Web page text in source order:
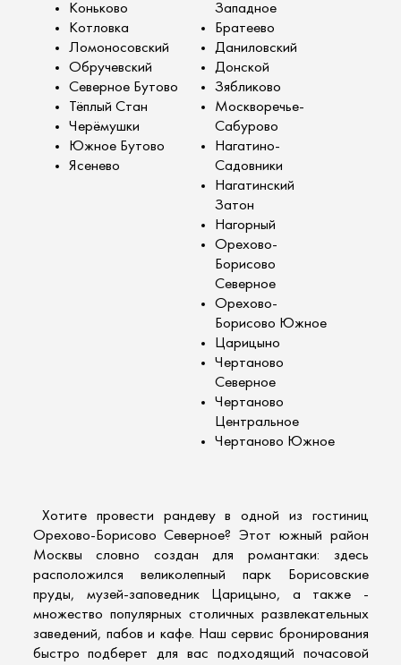
Коньково
Котловка
Ломоносовский
Обручевский
Северное Бутово
Тёплый Стан
Черёмушки
Южное Бутово
Ясенево
Западное
Братеево
Даниловский
Донской
Зябликово
Москворечье-
Сабурово
Нагатино-
Садовники
Нагатинский
Затон
Нагорный
Орехово-
Борисово
Северное
Орехово-
Борисово Южное
Царицыно
Чертаново
Северное
Чертаново
Центральное
Чертаново Южное
Хотите провести рандеву в одной из гостиниц
Орехово-Борисово Северное? Этот южный район
Москвы словно создан для романтаки: здесь
расположился великолепный парк Борисовские
пруды, музей-заповедник Царицыно, а также -
множество популярных столичных развлекательных
заведений, пабов и кафе. Наш сервис бронирования
быстро подберет для вас подходящий почасовой